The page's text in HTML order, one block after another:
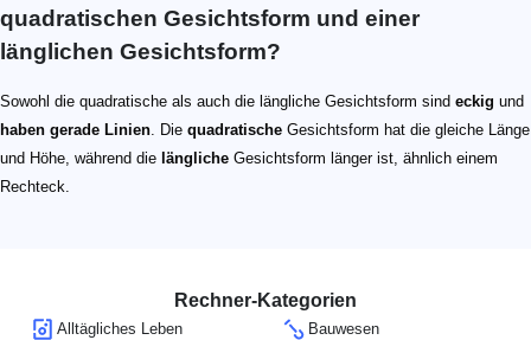
quadratischen Gesichtsform und einer
länglichen Gesichtsform?
Sowohl die quadratische als auch die längliche Gesichtsform sind eckig und
haben gerade Linien. Die quadratische Gesichtsform hat die gleiche Länge
und Höhe, während die längliche Gesichtsform länger ist, ähnlich einem
Rechteck.
Rechner-Kategorien
Alltägliches Leben Bauwesen